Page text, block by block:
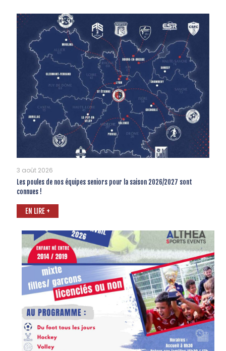
3 août 2026
Les poules de nos équipes seniors pour la saison 2026/2027 sont
connues !
EN LIRE +